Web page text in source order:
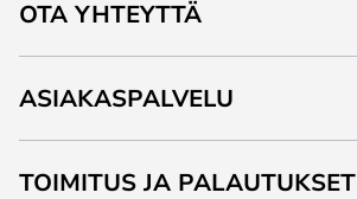
OTA YHTEYTTÄ
ASIAKASPALVELU
TOIMITUS JA PALAUTUKSET